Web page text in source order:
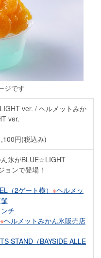
ジです
ver. / ヘルメットみか
ver.
円(税込み)
氷がBLUE☆LIGHT
ョンで登場！
（2ゲート横） ※ヘルメッ
チ
※ヘルメットみかん氷販売店
STAND（BAYSIDE ALLE